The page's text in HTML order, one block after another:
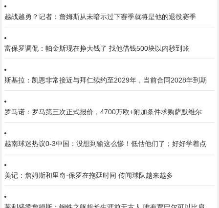
越战越勇？记者：詹姆斯从未暗示过下赛季就将是他的退役赛季
富保罗调侃：帕金斯现在挣大钱了 找他借钱500块以内秒到账
斯基拉：凯恩非常接近与拜仁续约至2029年，当前合同2028年到期
罗马诺：罗马第三次正式报价，4700万欧+附加条件求购萨默维尔
越南球迷热议0-3中国：没想到输这么惨！低估他们了；好好学着点
美记：詹姆斯和里奇·保罗在拖延时间 传闻球队越来越多